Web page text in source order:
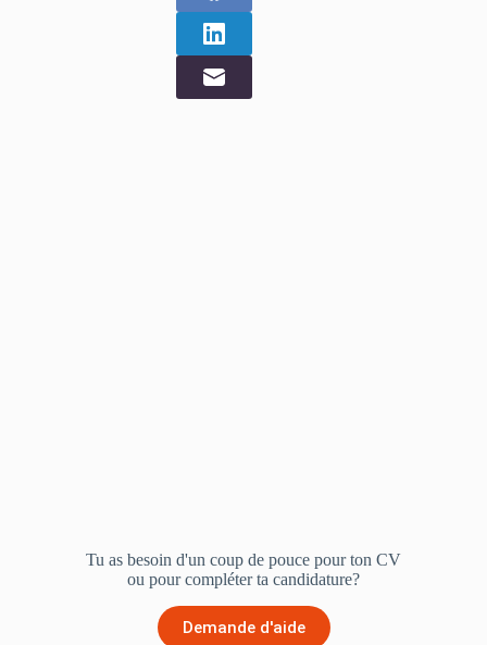
Tu as besoin d'un coup de pouce pour ton CV
ou pour compléter ta candidature?
Demande d'aide